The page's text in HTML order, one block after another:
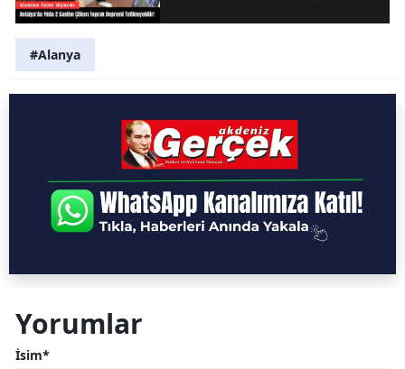
#Alanya
Yorumlar
İsim*